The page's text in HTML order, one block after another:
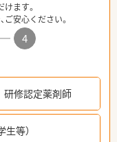
ます。
ご安心ください。
4
研修認定薬剤師
等）